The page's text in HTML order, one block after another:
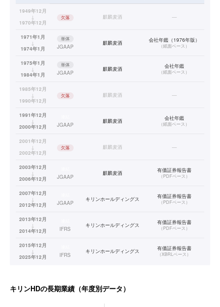
1949年12月
↓
1970年12月
欠落 麒麟麦酒 —
1971年1月
↓
1974年1月
単体
JGAAP
麒麟麦酒 会社年鑑（1976年版）
（紙面ベース）
1975年1月
↓
1984年1月
単体
JGAAP
麒麟麦酒 会社年鑑
（紙面ベース）
1985年12月
↓
1990年12月
欠落 麒麟麦酒 —
1991年12月
↓
2000年12月
JGAAP
麒麟麦酒 会社年鑑
（紙面ベース）
2001年12月
↓
2002年12月
欠落 麒麟麦酒 —
2003年12月
↓
2006年12月
JGAAP
麒麟麦酒 有価証券報告書
（PDFベース）
2007年12月
↓
2012年12月
JGAAP
キリンホールディングス 有価証券報告書
（PDFベース）
2013年12月
↓
2014年12月
IFRS
キリンホールディングス 有価証券報告書
（PDFベース）
2015年12月
↓
2025年12月
IFRS
キリンホールディングス 有価証券報告書
（XBRLベース）
キリンHDの長期業績（年度別データ）